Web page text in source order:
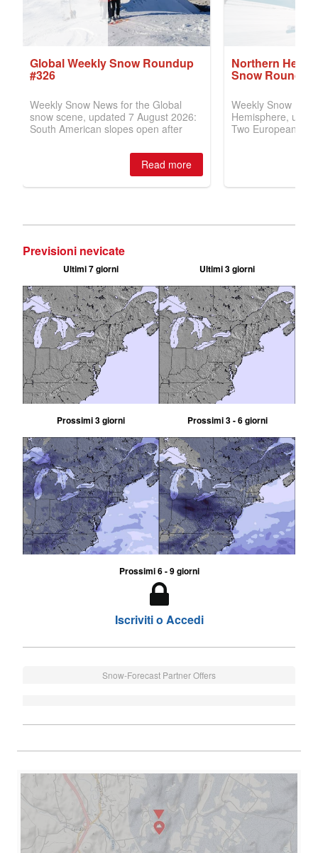
Previsioni nevicate
Ultimi 7 giorni Ultimi 3 giorni
Prossimi 3 giorni Prossimi 3 - 6 giorni
Prossimi 6 - 9 giorni
Iscriviti o Accedi
Snow-Forecast Partner Offers